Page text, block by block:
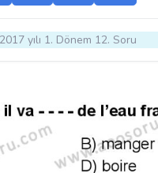
yılı 1. Dönem 12. Soru